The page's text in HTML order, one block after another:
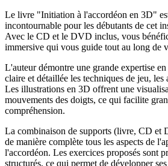
Le livre "Initiation à l'accordéon en 3D"
incontournable pour les débutants de cet
Avec le CD et le DVD inclus, vous
immersive qui vous guide tout au long de
L'auteur démontre une grande expertise
claire et détaillée les techniques de jeu, les
Les illustrations en 3D offrent une
mouvements des doigts, ce qui facilite
compréhension.
La combinaison de supports (livre, CD et
de manière complète tous les aspects de
l'accordéon. Les exercices proposés sont
structurés, ce qui permet de développer